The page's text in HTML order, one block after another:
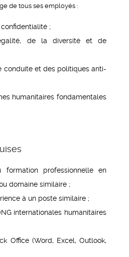
de tous ses employés :
;
de la diversité et de
conduite et des politiques anti-
humanitaires fondamentales
formation professionnelle en
domaine similaire ;
à un poste similaire ;
internationales humanitaires
Office (Word, Excel, Outlook,